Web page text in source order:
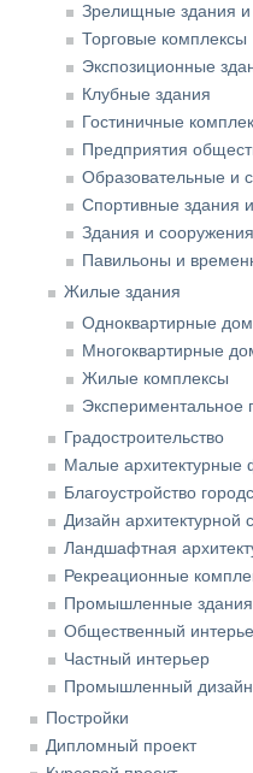
Зрелищные здания и
Торговые комплексы
Экспозиционные
Клубные здания
Гостиничные
Предприятия
Образовательные и
Спортивные здания
Здания и
Павильоны и
Жилые здания
Одноквартирные
Многоквартирные
Жилые комплексы
Экспериментальное
Градостроительство
Малые архитектурные
Благоустройство
Дизайн архитектурной
Ландшафтная
Рекреационные
Промышленные
Общественный
Частный интерьер
Промышленный дизайн
Постройки
Дипломный проект